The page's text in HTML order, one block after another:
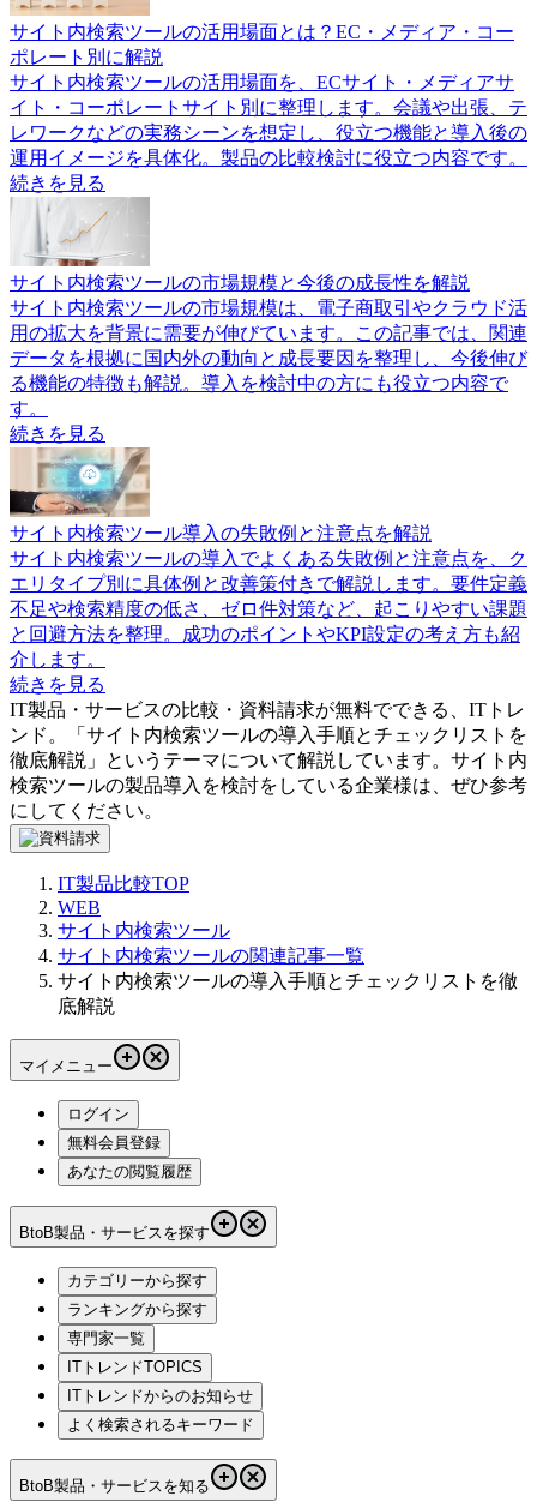
サイト内検索ツールの活用場面とは？EC・メディア・コー
ポレート別に解説
サイト内検索ツールの活用場面を、ECサイト・メディアサ
イト・コーポレートサイト別に整理します。会議や出張、テ
レワークなどの実務シーンを想定し、役立つ機能と導入後の
運用イメージを具体化。製品の比較検討に役立つ内容です。
続きを見る
サイト内検索ツールの市場規模と今後の成長性を解説
サイト内検索ツールの市場規模は、電子商取引やクラウド活
用の拡大を背景に需要が伸びています。この記事では、関連
データを根拠に国内外の動向と成長要因を整理し、今後伸び
る機能の特徴も解説。導入を検討中の方にも役立つ内容で
す。
続きを見る
サイト内検索ツール導入の失敗例と注意点を解説
サイト内検索ツールの導入でよくある失敗例と注意点を、ク
エリタイプ別に具体例と改善策付きで解説します。要件定義
不足や検索精度の低さ、ゼロ件対策など、起こりやすい課題
と回避方法を整理。成功のポイントやKPI設定の考え方も紹
介します。
続きを見る
IT製品・サービスの比較・資料請求が無料でできる、ITトレ
ンド。「 サイト内検索ツールの導入手順とチェックリストを
徹底解説 」というテーマについて解説しています。 サイト内
検索ツールの製品導入を検討をしている企業様は、ぜひ参考
にしてください。
IT製品比較TOP
WEB
サイト内検索ツール
サイト内検索ツールの関連記事一覧
サイト内検索ツールの導入手順とチェックリストを徹
底解説
マイメニュー
ログイン
無料会員登録
あなたの閲覧履歴
BtoB製品・サービスを探す
カテゴリーから探す
ランキングから探す
専門家一覧
ITトレンドTOPICS
ITトレンドからのお知らせ
よく検索されるキーワード
BtoB製品・サービスを知る